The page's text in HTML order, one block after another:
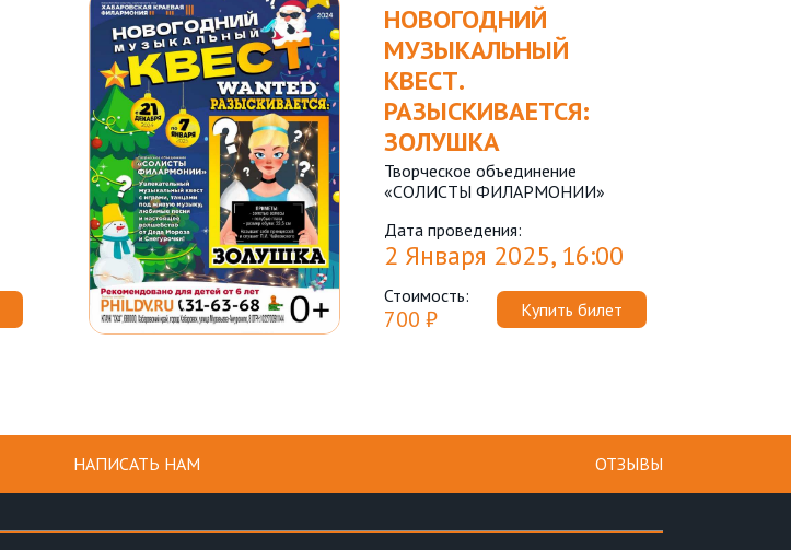
НОВОГОДНИЙ
МУЗЫКАЛЬНЫЙ
КВЕСТ.
РАЗЫСКИВАЕТСЯ:
ЗОЛУШКА
Творческое объединение
«СОЛИСТЫ ФИЛАРМОНИИ»
Дата проведения:
2 Января 2025, 16:00
Стоимость:
700 ₽ Купить билет
НАПИСАТЬ НАМ ОТЗЫВЫ